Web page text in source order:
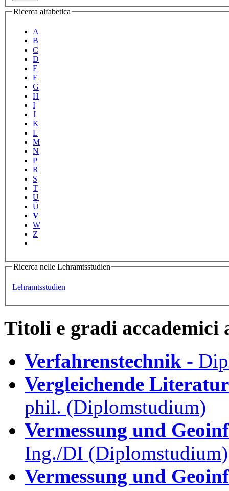
Ricerca alfabetica
A
B
C
D
E
F
G
H
I
J
K
L
M
N
P
R
S
T
U
Ü
V
W
Z
Ricerca nelle Lehramtsstudien
Lehramtsstudien
Titoli e gradi accademici
Verfahrenstechnik -
Vergleichende
phil. (Diplomstudium)
Vermessung und
Ing./DI (Diplomstudium)
Vermessung und